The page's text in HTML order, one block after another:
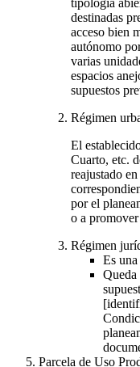
tipología
destinadas
acceso bien
autónomo
varias
espacios
supuestos
Régimen
El
Cuarto, etc.
reajustado
por el
o a
Régimen
Es
Queda
Parcela de Uso